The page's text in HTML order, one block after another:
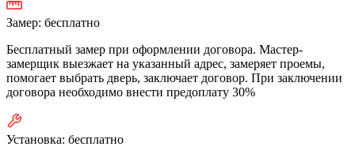
Замер: бесплатно
Бесплатный замер при оформлении договора. Мастер-
замерщик выезжает на указанный адрес, замеряет проемы,
помогает выбрать дверь, заключает договор. При заключении
договора необходимо внести предоплату 30%
Установка: бесплатно